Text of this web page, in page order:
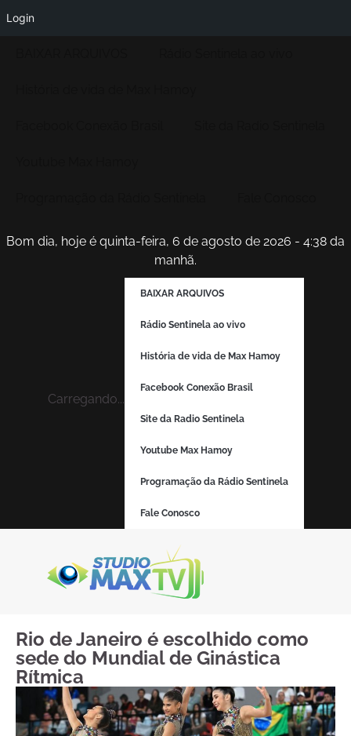
Bom dia, hoje é quinta-feira, 6 de agosto de 2026 - 4:38 da
manhã.
Carregando...
BAIXAR ARQUIVOS
Rádio Sentinela ao vivo
História de vida de Max Hamoy
Facebook Conexão Brasil
Site da Radio Sentinela
Youtube Max Hamoy
Programação da Rádio Sentinela
Fale Conosco
Rio de Janeiro é escolhido como
sede do Mundial de Ginástica
Rítmica
Login